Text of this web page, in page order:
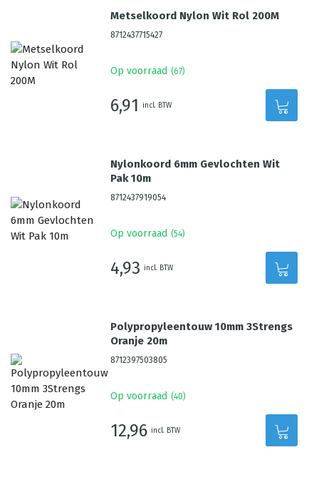
Metselkoord Nylon Wit Rol 200M
8712437715427
Op voorraad (67)
6,91 incl. BTW
Nylonkoord 6mm Gevlochten Wit
Pak 10m
8712437919054
Op voorraad (54)
4,93 incl. BTW
Polypropyleentouw 10mm 3Strengs
Oranje 20m
8712397503805
Op voorraad (40)
12,96 incl. BTW